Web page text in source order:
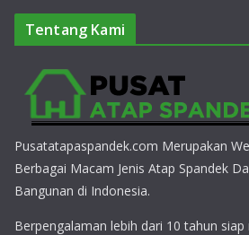
Tentang Kami
Pusatatapaspandek.com Merupakan
Berbagai Macam Jenis Atap Spandek
Bangunan di Indonesia.
Berpengalaman lebih dari 10 tahun